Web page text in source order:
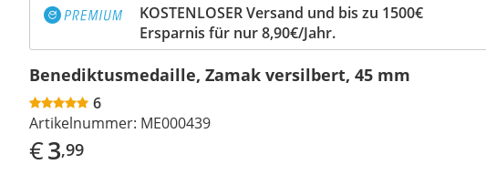
KOSTENLOSER Versand und bis zu 1500€
Ersparnis für nur 8,90€/Jahr.
Benediktusmedaille, Zamak versilbert, 45 mm
6
Artikelnummer: ME000439
€3,99